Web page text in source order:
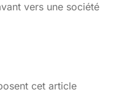
vers une société
cet article